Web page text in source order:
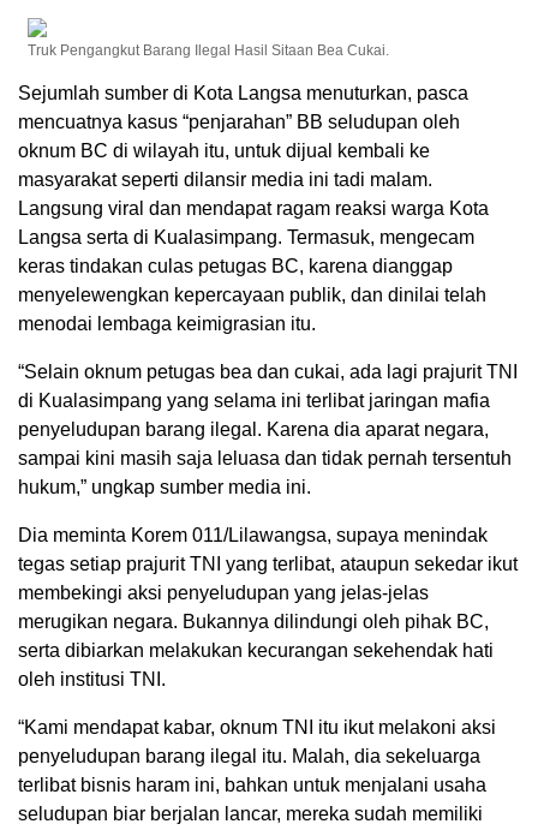
Truk Pengangkut Barang Ilegal Hasil Sitaan Bea Cukai.
Sejumlah sumber di Kota Langsa menuturkan, pasca
mencuatnya kasus “penjarahan” BB seludupan oleh
oknum BC di wilayah itu, untuk dijual kembali ke
masyarakat seperti dilansir media ini tadi malam.
Langsung viral dan mendapat ragam reaksi warga Kota
Langsa serta di Kualasimpang. Termasuk, mengecam
keras tindakan culas petugas BC, karena dianggap
menyelewengkan kepercayaan publik, dan dinilai telah
menodai lembaga keimigrasian itu.
“Selain oknum petugas bea dan cukai, ada lagi prajurit TNI
di Kualasimpang yang selama ini terlibat jaringan mafia
penyeludupan barang ilegal. Karena dia aparat negara,
sampai kini masih saja leluasa dan tidak pernah tersentuh
hukum,” ungkap sumber media ini.
Dia meminta Korem 011/Lilawangsa, supaya menindak
tegas setiap prajurit TNI yang terlibat, ataupun sekedar ikut
membekingi aksi penyeludupan yang jelas-jelas
merugikan negara. Bukannya dilindungi oleh pihak BC,
serta dibiarkan melakukan kecurangan sekehendak hati
oleh institusi TNI.
“Kami mendapat kabar, oknum TNI itu ikut melakoni aksi
penyeludupan barang ilegal itu. Malah, dia sekeluarga
terlibat bisnis haram ini, bahkan untuk menjalani usaha
seludupan biar berjalan lancar, mereka sudah memiliki